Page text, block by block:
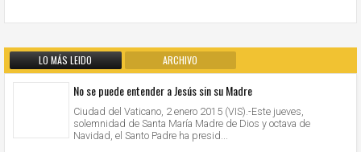
LO MÁS LEIDO ARCHIVO
No se puede entender a Jesús sin su Madre
Ciudad del Vaticano, 2 enero 2015 (VIS).-Este jueves,
solemnidad de Santa María Madre de Dios y octava de
Navidad, el Santo Padre ha presid...